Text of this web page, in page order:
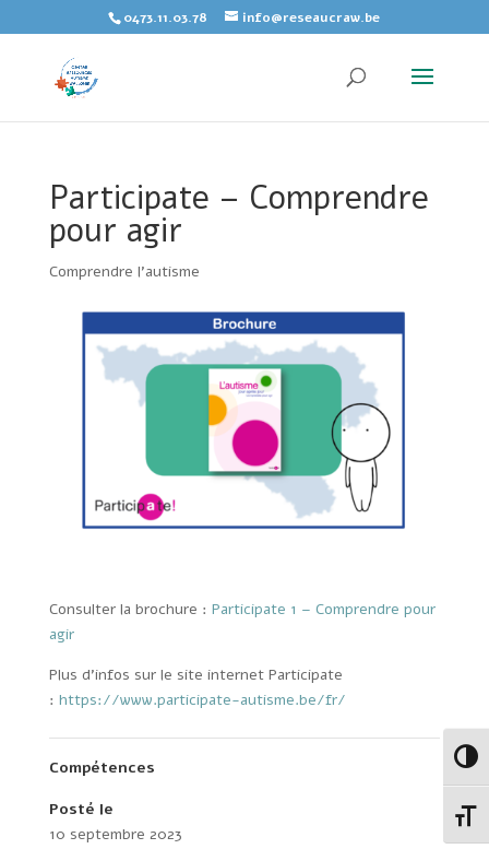
0473.11.03.78 info@reseaucraw.be
Participate – Comprendre
pour agir
Comprendre l'autisme
Consulter la brochure : Participate 1 – Comprendre pour
agir
Plus d’infos sur le site internet Participate
: https://www.participate-autisme.be/fr/
Compétences
Posté le
10 septembre 2023